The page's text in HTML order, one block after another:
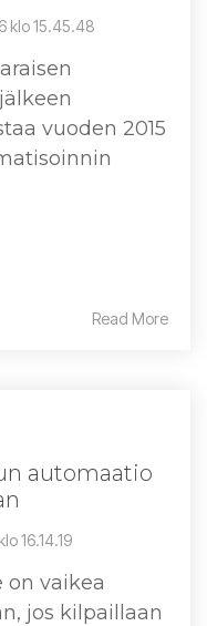
klo 15.45.48
vuoden 2015
Read More
automaatio
16.14.19
vaikea
jos kilpaillaan